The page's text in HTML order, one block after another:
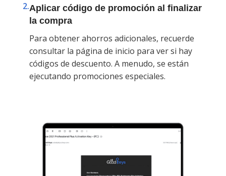
2.Aplicar código de promoción al finalizar
la compra
Para obtener ahorros adicionales, recuerde
consultar la página de inicio para ver si hay
códigos de descuento. A menudo, se están
ejecutando promociones especiales.